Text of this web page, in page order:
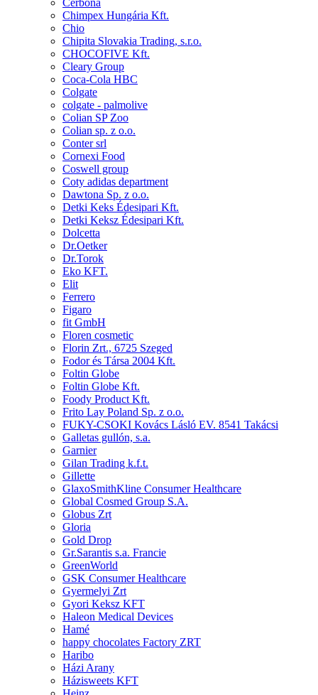
Chimpex Hungária Kft.
Chio
Chipita Slovakia Trading, s.r.o.
CHOCOFIVE Kft.
Cleary Group
Coca-Cola HBC
Colgate
colgate - palmolive
Colian SP Zoo
Colian sp. z o.o.
Conter srl
Cornexi Food
Coswell group
Coty adidas department
Dawtona Sp. z o.o.
Detki Keks Édesipari Kft.
Detki Keksz Édesipari Kft.
Dolcetta
Dr.Oetker
Dr.Torok
Eko KFT.
Elit
Ferrero
Figaro
fit GmbH
Floren cosmetic
Florin Zrt., 6725 Szeged
Fodor és Társa 2004 Kft.
Foltin Globe
Foltin Globe Kft.
Foody Product Kft.
Frito Lay Poland Sp. z o.o.
FUKY-CSOKI Kovács Lásló EV. 8541 Takácsi
Galletas gullón, s.a.
Garnier
Gilan Trading k.f.t.
Gillette
GlaxoSmithKline Consumer Healthcare
Global Cosmed Group S.A.
Globus Zrt
Gloria
Gold Drop
Gr.Sarantis s.a. Francie
GreenWorld
GSK Consumer Healthcare
Gyermelyi Zrt
Gyori Keksz KFT
Haleon Medical Devices
Hamé
happy chocolates Factory ZRT
Haribo
Házi Arany
Házisweets KFT